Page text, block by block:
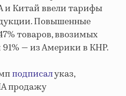
и Китай ввели тарифы
Повышенные
товаров, ввозимых
— из Америки в КНР.
подписалуказ,
продажу